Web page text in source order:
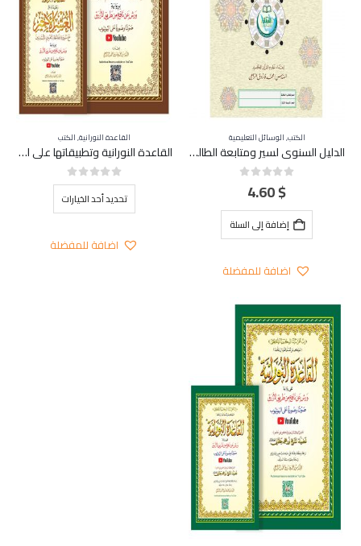
الكتب,الوسائل التعليمية
الدليل السنوي لسير ومتابعة الطالب مع الأربعين النووية A4 – كبير
4.60$
إضافة إلى السلة
اضافة للمفضلة
القاعدة النورانية,الكتب
القاعدة النورانية وتطبيقاتها على العشر الأخير مع ال QR Code برواية ورش عن نافع من طريق الأزرق
0
out of 5
تحديد أحد الخيارات
العديد
الأشكالاضافة للمفضلة